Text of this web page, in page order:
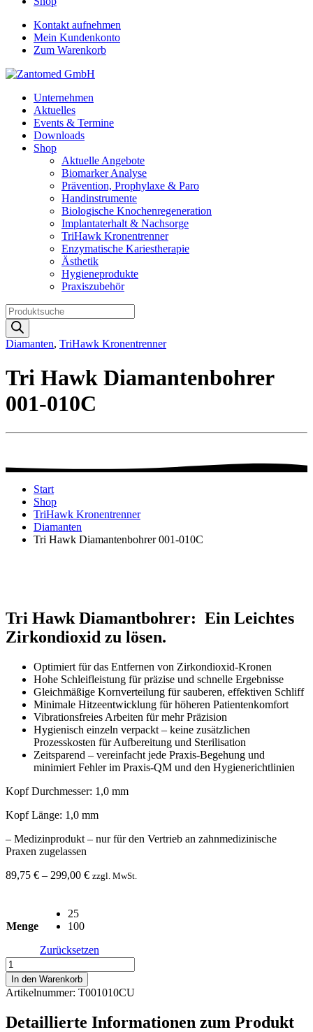
Kontakt aufnehmen
Mein Kundenkonto
Zum Warenkorb
Unternehmen
Aktuelles
Events & Termine
Downloads
Shop
Aktuelle Angebote
Biomarker Analyse
Prävention, Prophylaxe & Paro
Handinstrumente
Biologische Knochenregeneration
Implantaterhalt & Nachsorge
TriHawk Kronentrenner
Enzymatische Kariestherapie
Ästhetik
Hygieneprodukte
Praxiszubehör
Products
search
Diamanten, TriHawk Kronentrenner
Tri Hawk Diamantenbohrer
001-010C
Start
Shop
TriHawk Kronentrenner
Diamanten
Tri Hawk Diamantenbohrer 001-010C
Tri Hawk Diamantbohrer: Ein Leichtes
Zirkondioxid zu lösen.
Optimiert für das Entfernen von Zirkondioxid-Kronen
Hohe Schleifleistung für präzise und schnelle Ergebnisse
Gleichmäßige Kornverteilung für sauberen, effektiven Schliff
Minimale Hitzeentwicklung für höheren Patientenkomfort
Vibrationsfreies Arbeiten für mehr Präzision
Hygienisch einzeln verpackt – keine zusätzlichen
Prozesskosten für Aufbereitung und Sterilisation
Zeitsparend – vereinfacht jede Praxis-Begehung und
minimiert Fehler im Praxis-QM und den Hygienerichtlinien
Kopf Durchmesser: 1,0 mm
Kopf Länge: 1,0 mm
– Medizinprodukt – nur für den Vertrieb an zahnmedizinische
Praxen zugelassen
89,75 € – 299,00 € zzgl. MwSt.
Menge
25
100
Zurücksetzen
Tri
Hawk
Diamantenbohrer
001-
Menge
In den Warenkorb
Artikelnummer: T001010CU
Detaillierte Informationen zum Produkt